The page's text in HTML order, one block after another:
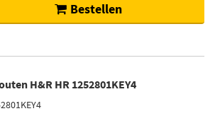
Bestellen
H&R HR 1252801KEY4